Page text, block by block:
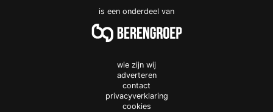
is een onderdeel van
wie zijn wij
adverteren
contact
privacyverklaring
cookies